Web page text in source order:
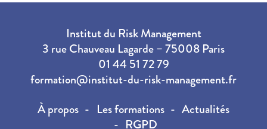
Institut du Risk Management
3 rue Chauveau Lagarde – 75008 Paris
01 44 51 72 79
formation@institut-du-risk-management.fr
À propos
Les formations
Actualités
RGPD